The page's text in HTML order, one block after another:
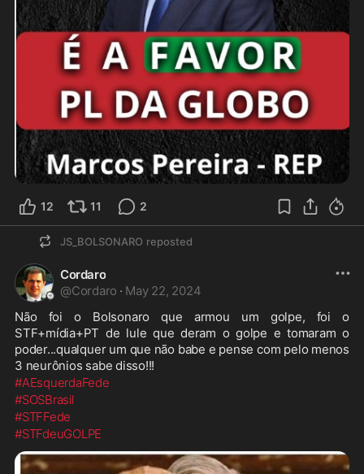
12 11 2
JS_BOLSONARO reposted
Cordaro
@Cordaro · May 22, 2024
Não foi o Bolsonaro que armou um golpe, foi o
STF+mídia+PT de lule que deram o golpe e tomaram o
poder...qualquer um que não babe e pense com pelo menos
3 neurônios sabe disso!!!
#AEsquerdaFede
#SOSBrasil
#STFFede
#STFdeuGOLPE